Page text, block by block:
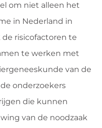
om niet alleen het
in Nederland in
risicofactoren te
te werken met
van de
onderzoekers
die kunnen
van de noodzaak